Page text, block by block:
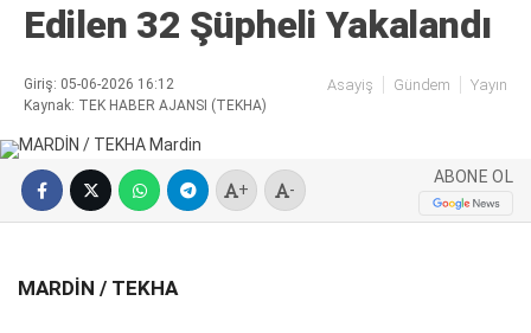
POLITIKA
DÜNYA
SPOR
Edilen 32 Şüpheli Yakalandı
Giriş: 05-06-2026 16:12
Kaynak: TEK HABER AJANSI (TEKHA)
Asayiş Gündem Yayın
+ -
ABONE OL
MARDİN / TEKHA